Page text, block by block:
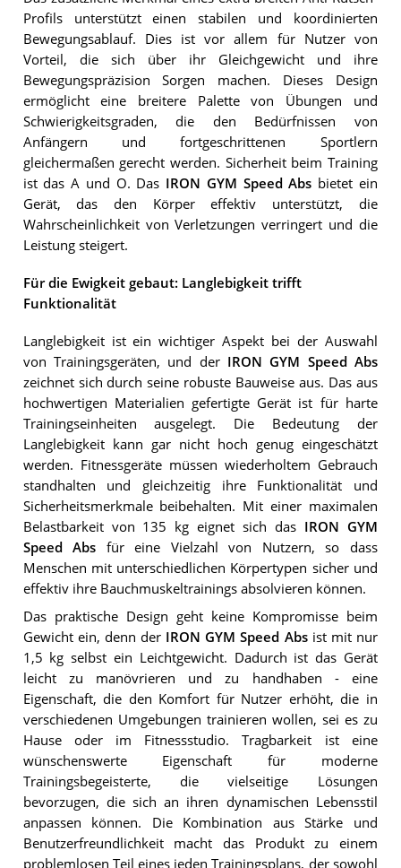
Profils unterstützt einen stabilen und koordinierten
Bewegungsablauf. Dies ist vor allem für Nutzer von
Vorteil, die sich über ihr Gleichgewicht und ihre
Bewegungspräzision Sorgen machen. Dieses Design
ermöglicht eine breitere Palette von Übungen und
Schwierigkeitsgraden, die den Bedürfnissen von
Anfängern und fortgeschrittenen Sportlern
gleichermaßen gerecht werden. Sicherheit beim Training
ist das A und O. Das IRON GYM Speed Abs bietet ein
Gerät, das den Körper effektiv unterstützt, die
Wahrscheinlichkeit von Verletzungen verringert und die
Leistung steigert.
Für die Ewigkeit gebaut: Langlebigkeit trifft
Funktionalität
Langlebigkeit ist ein wichtiger Aspekt bei der Auswahl
von Trainingsgeräten, und der IRON GYM Speed Abs
zeichnet sich durch seine robuste Bauweise aus. Das aus
hochwertigen Materialien gefertigte Gerät ist für harte
Trainingseinheiten ausgelegt. Die Bedeutung der
Langlebigkeit kann gar nicht hoch genug eingeschätzt
werden. Fitnessgeräte müssen wiederholtem Gebrauch
standhalten und gleichzeitig ihre Funktionalität und
Sicherheitsmerkmale beibehalten. Mit einer maximalen
Belastbarkeit von 135 kg eignet sich das IRON GYM
Speed Abs für eine Vielzahl von Nutzern, so dass
Menschen mit unterschiedlichen Körpertypen sicher und
effektiv ihre Bauchmuskeltrainings absolvieren können.
Das praktische Design geht keine Kompromisse beim
Gewicht ein, denn der IRON GYM Speed Absist mit nur
1,5 kg selbst ein Leichtgewicht. Dadurch ist das Gerät
leicht zu manövrieren und zu handhaben - eine
Eigenschaft, die den Komfort für Nutzer erhöht, die in
verschiedenen Umgebungen trainieren wollen, sei es zu
Hause oder im Fitnessstudio. Tragbarkeit ist eine
wünschenswerte Eigenschaft für moderne
Trainingsbegeisterte, die vielseitige Lösungen
bevorzugen, die sich an ihren dynamischen Lebensstil
anpassen können. Die Kombination aus Stärke und
Benutzerfreundlichkeit macht das Produkt zu einem
problemlosen Teil eines jeden Trainingsplans, der sowohl